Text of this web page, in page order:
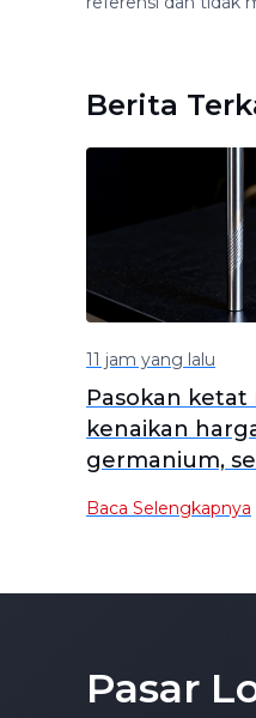
Berita
11 jam yang lalu
Pasokan
kenaikan
germanium,
Germanium
Baca Selengkapnya
Pasar